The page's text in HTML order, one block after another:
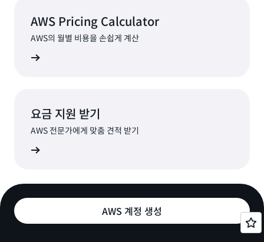
AWS Pricing Calculator
AWS의 월별 비용을 손쉽게 계산
요금 지원 받기
AWS 전문가에게 맞춤 견적 받기
AWS 계정 생성